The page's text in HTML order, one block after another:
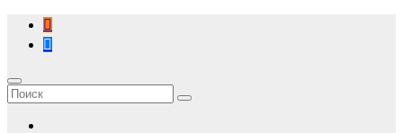
Перейти
содержимому